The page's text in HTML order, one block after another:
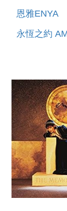
恩雅ENYA
永恆之約